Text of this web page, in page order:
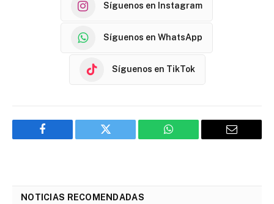
Síguenos en Instagram
Síguenos en WhatsApp
Síguenos en TikTok
Facebook Twitter WhatsApp Email
NOTICIAS RECOMENDADAS